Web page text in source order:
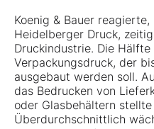
Koenig & Bauer
Heidelberger Druck,
Druckindustrie. Die
Verpackungsdruck, der
ausgebaut werden soll.
das Bedrucken von
oder Glasbehältern
Überdurchschnittlich